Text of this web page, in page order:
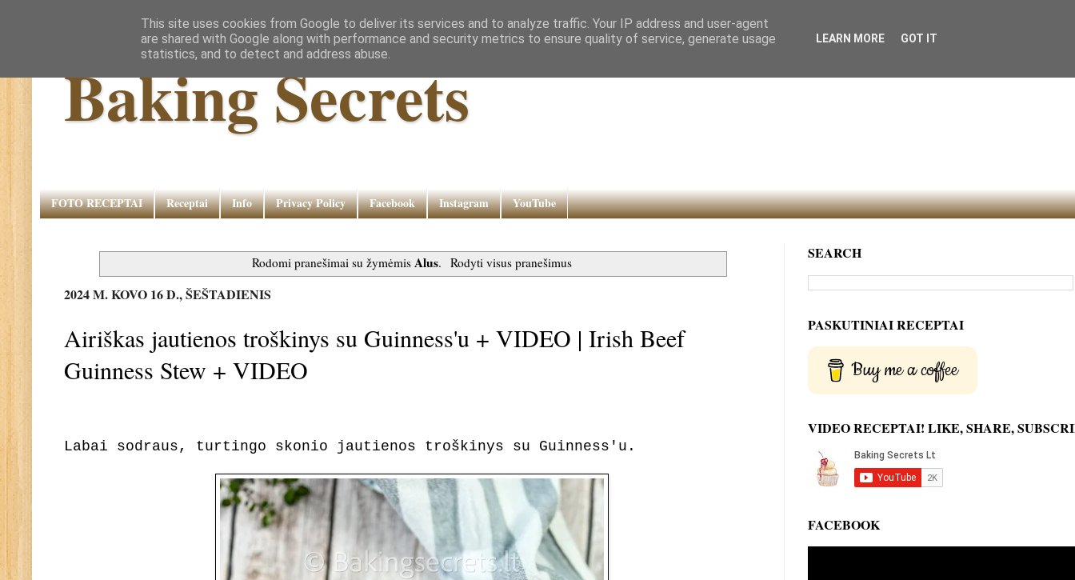
Baking Secrets
FOTO RECEPTAI Receptai Info Privacy Policy Facebook Instagram YouTube
Rodomi pranešimai su žymėmisAlus. Rodyti visus pranešimus
2024 M. KOVO 16 D., ŠEŠTADIENIS
Airiškas jautienos troškinys su Guinness'u + VIDEO | Irish Beef
Guinness Stew + VIDEO
Labai sodraus, turtingo skonio jautienos troškinys su Guinness'u.
SEARCH
PASKUTINIAI RECEPTAI
Buy me a coffee
VIDEO RECEPTAI! LIKE, SHARE,
FACEBOOK
This site uses cookies from Google to deliver its services and to analyze traffic. Your IP address and user-agent
are shared with Google along with performance and security metrics to ensure quality of service, generate usage
statistics, and to detect and address abuse.
LEARN MORE GOT IT